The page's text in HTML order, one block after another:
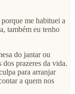
me habituei a
também eu tenho
do jantar ou
dos prazeres da vida.
para arranjar
a quem nos